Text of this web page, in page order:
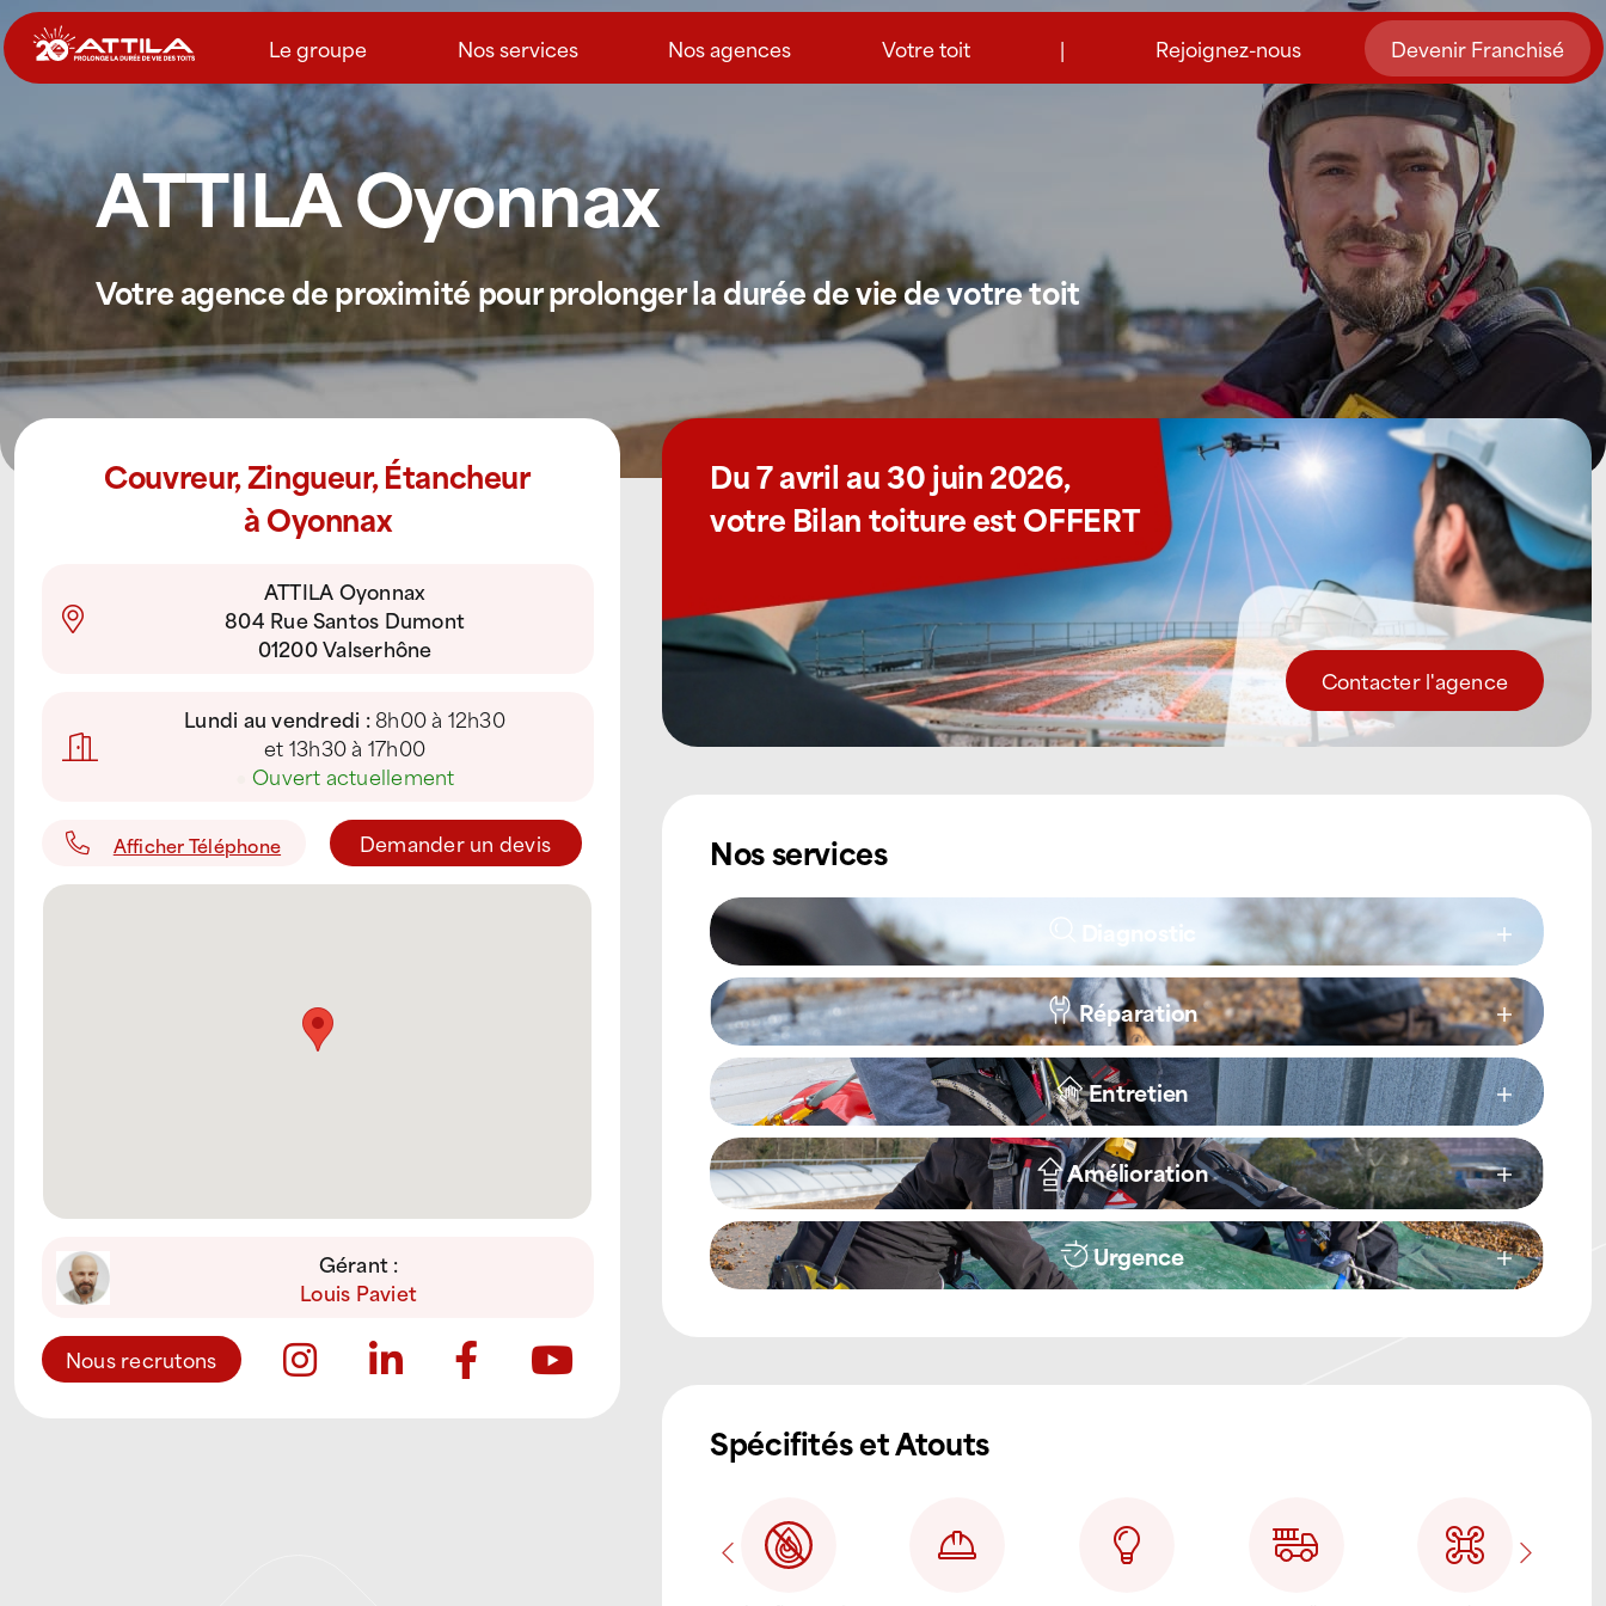
Passer
au
contenu
Le groupe Nos services Nos agences Votre toit | Rejoignez-nous Devenir Franchisé
ATTILA Oyonnax
Votre agence de proximité pour prolonger la durée de vie de votre toit
Couvreur, Zingueur, Étancheur
à Oyonnax
ATTILA Oyonnax
804 Rue Santos Dumont
01200 Valserhône
Lundi au vendredi :8h00 à 12h30
et 13h30 à 17h00
Ouvert actuellement
Afficher Téléphone Demander un devis
Gérant :
Louis Paviet
Nous recrutons
Du 7 avril au 30 juin 2026,
votre Bilan toiture est OFFERT
Contacter l'agence
Nos services
Diagnostic
Réparation
Entretien
Amélioration
Urgence
Spécifités et Atouts